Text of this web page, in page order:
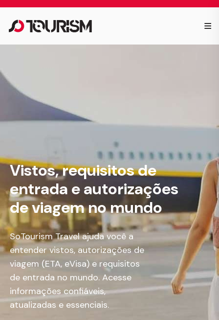
≡
Vistos, requisitos de
entrada e autorizações
de viagem no mundo
SoTourism Travel ajuda você a
entender vistos, autorizações de
viagem (ETA, eVisa) e requisitos
de entrada no mundo. Acesse
informações confiáveis,
atualizadas e essenciais.